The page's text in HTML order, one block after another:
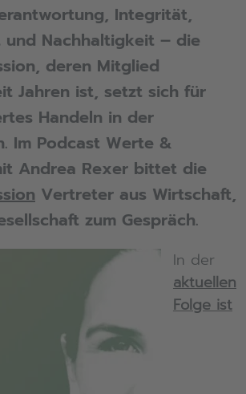
Integrität,
und Nachhaltigkeit – die
deren Mitglied
Jahren ist, setzt sich für
Handeln in der
Im Podcast Werte &
Andrea Rexer bittet die
Vertreter aus Wirtschaft,
zum Gespräch.
In der
aktuellen
Folge ist